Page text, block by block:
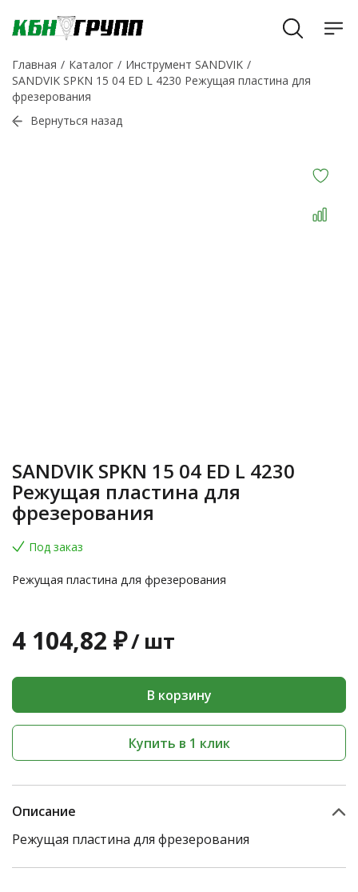
Главная Каталог
Инструмент SANDVIK
SANDVIK SPKN 15 04 ED L 4230 Режущая пластина для
фрезерования
Вернуться назад
SANDVIK SPKN 15 04 ED L 4230
Режущая пластина для
фрезерования
Под заказ
Режущая пластина для фрезерования
4 104,82 ₽/ шт
В корзину
Купить в 1 клик
Описание
Режущая пластина для фрезерования